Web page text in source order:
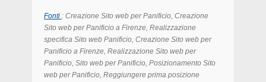
Fonti : Creazione Sito web per Panificio, Creazione
Sito web per Panificio a Firenze, Realizzazione
specifica Sito web Panificio, Creazione Sito web per
Panificio a Firenze, Realizzazione Sito web per
Panificio, Sito web per Panificio, Posizionamento Sito
web per Panificio, Reggiungere prima posizione